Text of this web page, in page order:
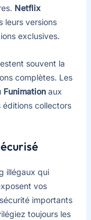
Netflix
leurs versions
exclusives.
souvent la
complètes. Les
Funimationaux
éditions collectors
illégaux qui
vos
importants
toujours les